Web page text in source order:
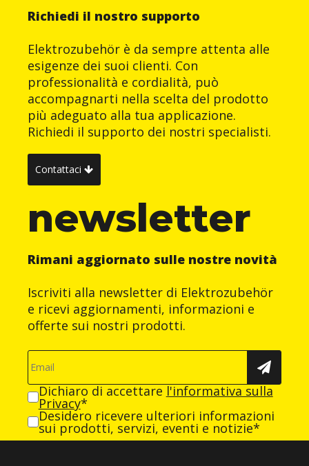
Richiedi il nostro supporto
Elektrozubehör è da sempre attenta alle
esigenze dei suoi clienti. Con
professionalità e cordialità, può
accompagnarti nella scelta del prodotto
più adeguato alla tua applicazione.
Richiedi il supporto dei nostri specialisti.
Contattaci
newsletter
Rimani aggiornato sulle nostre novità
Iscriviti alla newsletter di Elektrozubehör
e ricevi aggiornamenti, informazioni e
offerte sui nostri prodotti.
Dichiaro di accettare l'informativa sulla
Privacy*
Desidero ricevere ulteriori informazioni
sui prodotti, servizi, eventi e notizie*